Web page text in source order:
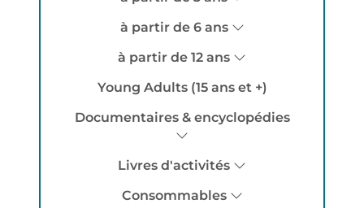
à partir de 6 ans
à partir de 12 ans
Young Adults (15 ans et +)
Documentaires & encyclopédies
Livres d'activités
Consommables